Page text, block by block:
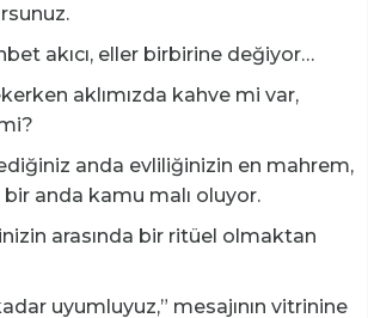
akıcı, eller birbirine değiyor…
aklımızda kahve mi var,
anda evliliğinizin en mahrem,
bir anda kamu malı oluyor.
arasında bir ritüel olmaktan
uyumluyuz,” mesajının vitrinine